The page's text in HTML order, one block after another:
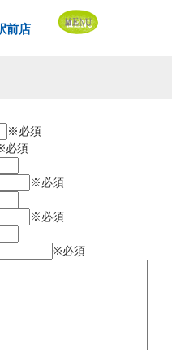
前店
※必須
必須
※必須
※必須
※必須